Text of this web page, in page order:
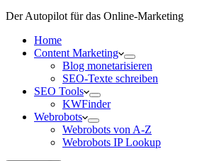
Der Autopilot für das Online-Marketing
Home
Content Marketing
Blog monetarisieren
SEO-Texte schreiben
SEO Tools
KWFinder
Webrobots
Webrobots von A-Z
Webrobots IP Lookup